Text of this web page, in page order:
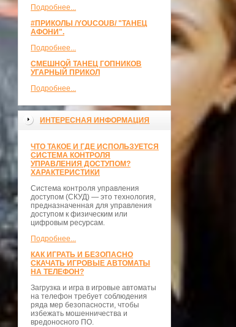
Подробнее...
#ПРИКОЛЫ /YOUCOUB/ "ТАНЕЦ
АФОНИ".
Подробнее...
СМЕШНОЙ ТАНЕЦ ГОПНИКОВ
УГАРНЫЙ ПРИКОЛ
Подробнее...
ИНТЕРЕСНАЯ ИНФОРМАЦИЯ
ЧТО ТАКОЕ И ГДЕ ИСПОЛЬЗУЕТСЯ
СИСТЕМА КОНТРОЛЯ
УПРАВЛЕНИЯ ДОСТУПОМ?
ХАРАКТЕРИСТИКИ
Система контроля управления
доступом (СКУД) — это технология,
предназначенная для управления
доступом к физическим или
цифровым ресурсам.
Подробнее...
КАК ИГРАТЬ И БЕЗОПАСНО
СКАЧАТЬ ИГРОВЫЕ АВТОМАТЫ
НА ТЕЛЕФОН?
Загрузка и игра в игровые автоматы
на телефон требует соблюдения
ряда мер безопасности, чтобы
избежать мошенничества и
вредоносного ПО.